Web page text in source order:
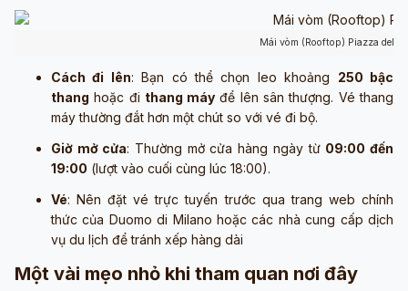
Mái vòm (Rooftop) Piazza del
Cách đi lên: Bạn có thể chọn leo khoảng 250 bậc
thang hoặc đi thang máy để lên sân thượng. Vé thang
máy thường đắt hơn một chút so với vé đi bộ.
Giờ mở cửa: Thường mở cửa hàng ngày từ 09:00 đến
19:00 (lượt vào cuối cùng lúc 18:00).
Vé: Nên đặt vé trực tuyến trước qua trang web chính
thức của Duomo di Milano hoặc các nhà cung cấp dịch
vụ du lịch để tránh xếp hàng dài
Một vài mẹo nhỏ khi tham quan nơi đây